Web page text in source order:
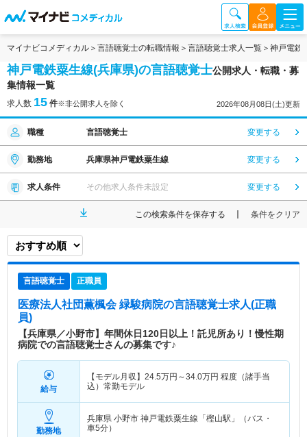
マイナビコメディカル 言語聴覚士の転職情報 言語聴覚士求人一覧 神戸電鉄
神戸電鉄粟生線(兵庫県)の言語聴覚士公開求人・転職・募
集情報一覧
求人数 15 件※非公開求人を除く 2026年08月08日(土)更新
職種 言語聴覚士 変更する
勤務地 兵庫県神戸電鉄粟生線 変更する
求人条件 その他求人条件未設定 変更する
この検索条件を保存する 条件をクリア
言語聴覚士 正職員
医療法人社団薫楓会 緑駿病院の言語聴覚士求人(正職
員)
【兵庫県／小野市】年間休日120日以上！託児所あり！慢性期
病院での言語聴覚士さんの募集です♪
給与
【モデル月収】 24.5万円～34.0万円 程度（諸手当
込）常勤モデル
勤務地
兵庫県 小野市 神戸電鉄粟生線「樫山駅」（バス・
車5分）